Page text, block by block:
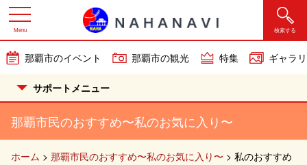
検索する
那覇市のイベント 那覇市の観光 特集 ギャラ
Menu
サポートメニュー
那覇市民のおすすめ〜私のお気に入り〜
ホーム > 那覇市民のおすすめ〜私のお気に入り〜 > 私のおすすめ